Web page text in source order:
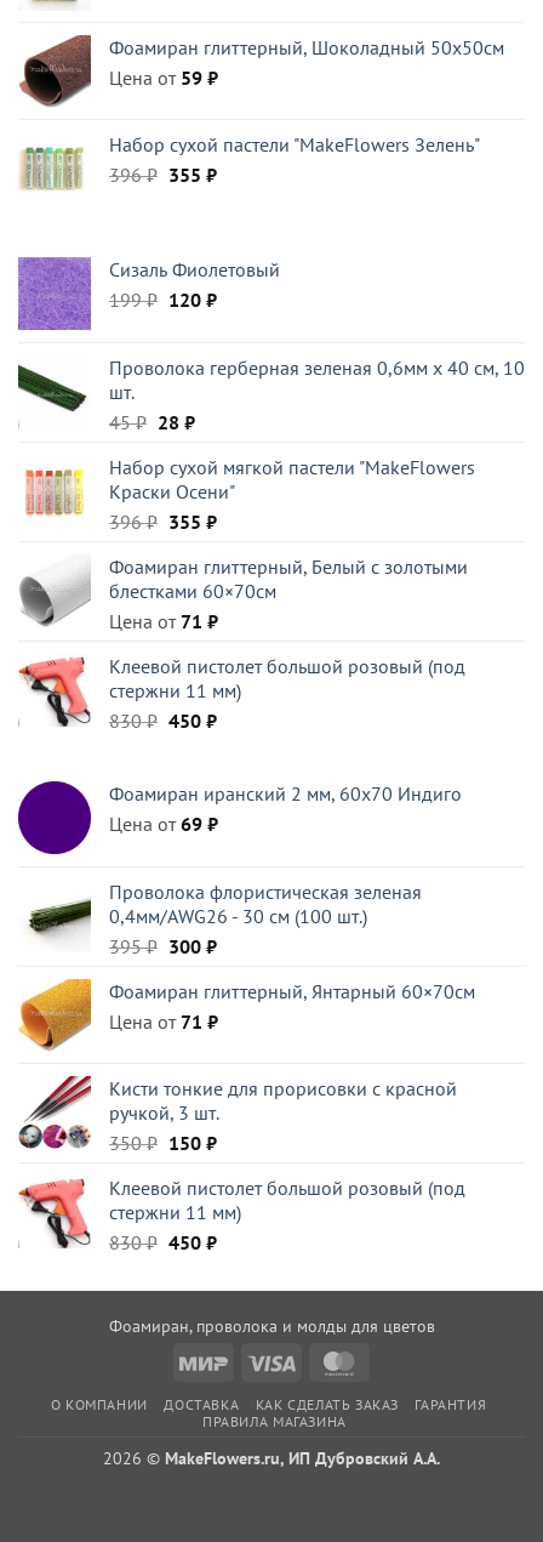
522 ₽.
Фоамиран глиттерный, Шоколадный 50x50см
Цена от 59 ₽
Набор сухой пастели "MakeFlowers Зелень"
396₽ Первоначальная
355 ₽Текущая
Сизаль Фиолетовый
199₽ Первоначальная
199 ₽.
120 ₽Текущая
Проволока герберная зеленая 0,6мм x 40 см, 10
шт.
45₽ Первоначальная
составляла
45 ₽.
28 ₽Текущая
28 ₽.
Набор сухой мягкой пастели "MakeFlowers
Краски Осени"
396₽ Первоначальная
составляла
396 ₽.
355 ₽Текущая
355 ₽.
Фоамиран глиттерный, Белый c золотыми
блестками 60×70см
Цена от 71 ₽
Клеевой пистолет большой розовый (под
стержни 11 мм)
830₽ Первоначальная
830 ₽.
450 ₽Текущая
Фоамиран иранский 2 мм, 60х70 Индиго
Цена от69 ₽
Проволока флористическая зеленая
0,4мм/AWG26 - 30 см (100 шт.)
395₽ Первоначальная
составляла
395 ₽.
300 ₽Текущая
300 ₽.
Фоамиран глиттерный, Янтарный 60×70см
Цена от 71 ₽
Кисти тонкие для прорисовки с красной
ручкой, 3 шт.
350₽ Первоначальная
составляла
350 ₽.
150 ₽Текущая
150 ₽.
Клеевой пистолет большой розовый (под
стержни 11 мм)
830₽ Первоначальная
составляла
450 ₽Текущая
450 ₽.
Фоамиран, проволока и молды для цветов
Mir
Visa
О КОМПАНИИ ДОСТАВКА КАК СДЕЛАТЬ ЗАКАЗ
ГАРАНТИЯ
ПРАВИЛА МАГАЗИНА
2026 © MakeFlowers.ru, ИП Дубровский А.А.